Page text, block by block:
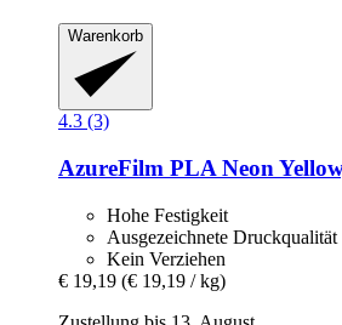
Warenkorb
4.3 (3)
AzureFilm PLA Neon
Hohe Festigkeit
Ausgezeichnete Druckqualität
Kein Verziehen
€ 19,19 (€ 19,19 / kg)